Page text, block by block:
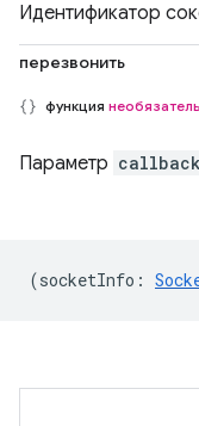
Идентификатор
перезвонить
функция
Параметр callback
(socketInfo :